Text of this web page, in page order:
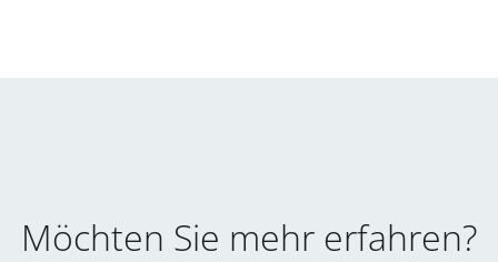
Möchten Sie mehr erfahren?